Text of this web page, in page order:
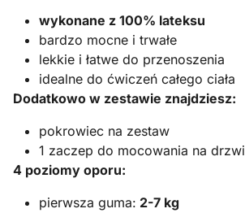
wykonane z 100% lateksu
bardzo mocne i trwałe
lekkie i łatwe do przenoszenia
idealne do ćwiczeń całego ciała
Dodatkowo w zestawie znajdziesz:
pokrowiec na zestaw
1 zaczep do mocowania na drzwi
4 poziomy oporu:
pierwsza guma: 2-7 kg